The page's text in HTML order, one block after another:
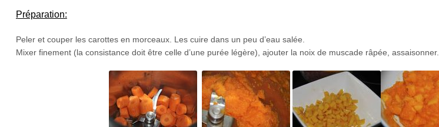
Préparation:
Peler et couper les carottes en morceaux. Les cuire dans un peu d’eau salée.
Mixer finement (la consistance doit être celle d’une purée légère), ajouter la noix de muscade râpée, assaisonner.